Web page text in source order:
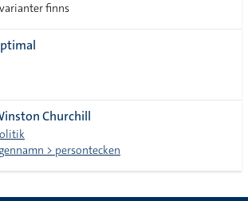
finns
Churchill
> persontecken